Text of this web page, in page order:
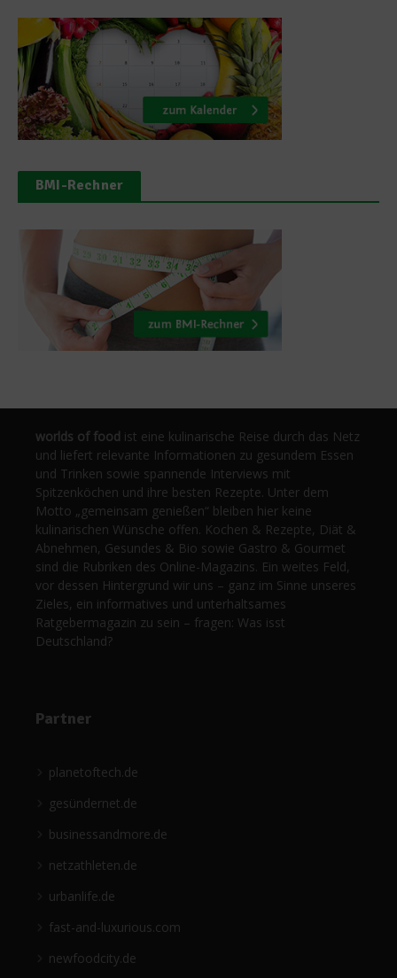
BMI-Rechner
worlds of food ist eine kulinarische Reise durch das Netz
und liefert relevante Informationen zu gesundem Essen
und Trinken sowie spannende Interviews mit
Spitzenköchen und ihre besten Rezepte. Unter dem
Motto „gemeinsam genießen“ bleiben hier keine
kulinarischen Wünsche offen. Kochen & Rezepte, Diät &
Abnehmen, Gesundes & Bio sowie Gastro & Gourmet
sind die Rubriken des Online-Magazins. Ein weites Feld,
vor dessen Hintergrund wir uns – ganz im Sinne unseres
Zieles, ein informatives und unterhaltsames
Ratgebermagazin zu sein – fragen: Was isst
Deutschland?
Partner
planetoftech.de
gesündernet.de
businessandmore.de
netzathleten.de
urbanlife.de
fast-and-luxurious.com
newfoodcity.de